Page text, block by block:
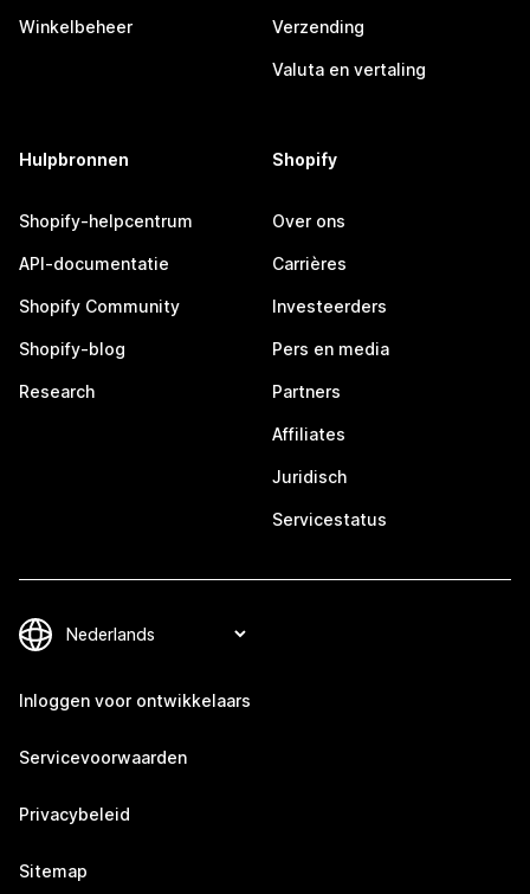
Winkelbeheer Verzending
Valuta en vertaling
Hulpbronnen
Shopify-helpcentrum
API-documentatie
Shopify Community
Shopify-blog
Research
Shopify
Over ons
Carrières
Investeerders
Pers en media
Partners
Affiliates
Juridisch
Servicestatus
Inloggen voor ontwikkelaars
Servicevoorwaarden
Privacybeleid
Sitemap